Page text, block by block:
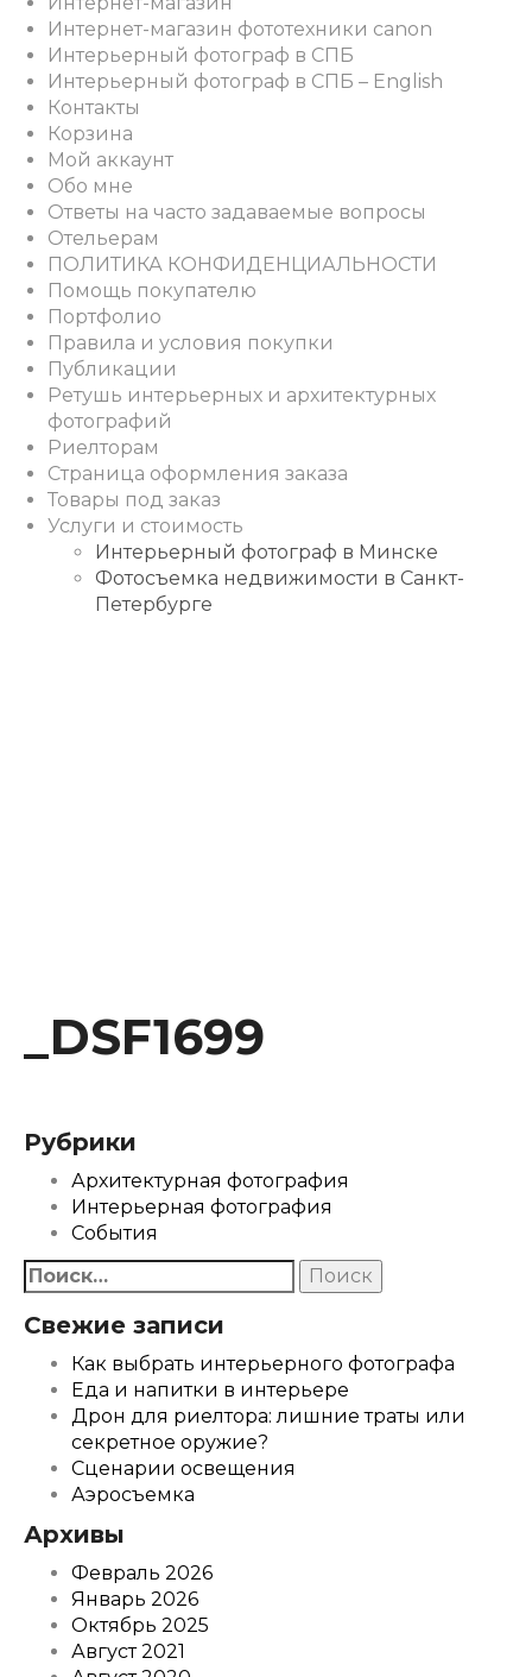
Интернет-магазин фототехники canon
Интерьерный фотограф в СПБ
Интерьерный фотограф в СПБ – English
Контакты
Корзина
Мой аккаунт
Обо мне
Ответы на часто задаваемые вопросы
Отельерам
ПОЛИТИКА КОНФИДЕНЦИАЛЬНОСТИ
Помощь покупателю
Портфолио
Правила и условия покупки
Публикации
Ретушь интерьерных и архитектурных
фотографий
Риелторам
Страница оформления заказа
Товары под заказ
Услуги и стоимость
Интерьерный фотограф в Минске
Фотосъемка недвижимости в Санкт-
Петербурге
_DSF1699
Рубрики
Архитектурная фотография
Интерьерная фотография
События
Найти:
Свежие записи
Как выбрать интерьерного фотографа
Еда и напитки в интерьере
Дрон для риелтора: лишние траты или
секретное оружие?
Сценарии освещения
Аэросъемка
Архивы
Февраль 2026
Январь 2026
Октябрь 2025
Август 2021